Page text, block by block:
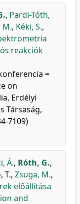
, Pardi-Tóth,
M., Kéki, S.,
reakciók
=
on
Erdélyi
Társaság,
7109)
Á., Róth, G.,
T., Zsuga, M.,
előállítása
and